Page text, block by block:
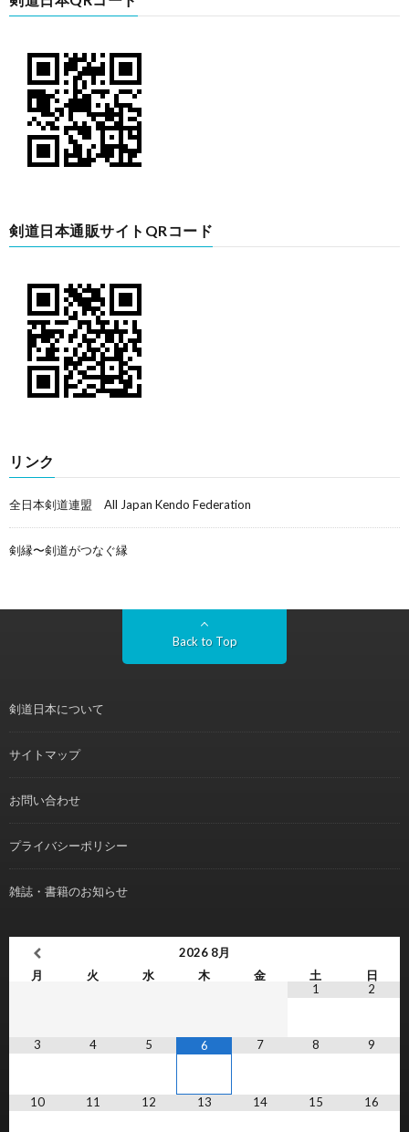
剣道日本通販サイトQRコード
リンク
全日本剣道連盟 All Japan Kendo Federation
剣縁〜剣道がつなぐ縁
Back to Top
剣道日本について
サイトマップ
お問い合わせ
プライバシーポリシー
雑誌・書籍のお知らせ
2026 8月
月
火 水 木 金 土
日
1
2
3 4 5 6 7 8 9
10 11 12 13 14 15 16